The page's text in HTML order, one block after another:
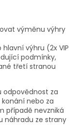
výměnu výhry
výhru (2x VIP
podmínky,
třetí stranou
odpovědnost za
nebo za
případě nevzniká
náhradu ze strany